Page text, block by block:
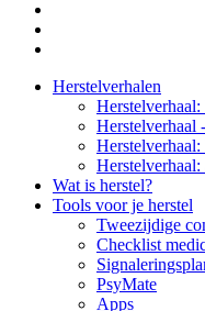
Side
Navigation
Herstelverhalen
Herstelverhaal:
Herstelverhaal
Herstelverhaal:
Wat is herstel?
Tools voor je herstel
Tweezijdige
Checklist
PsyMate
Apps